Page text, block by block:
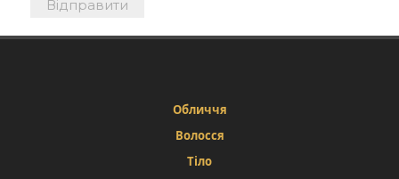
Обличчя
Волосся
Тіло